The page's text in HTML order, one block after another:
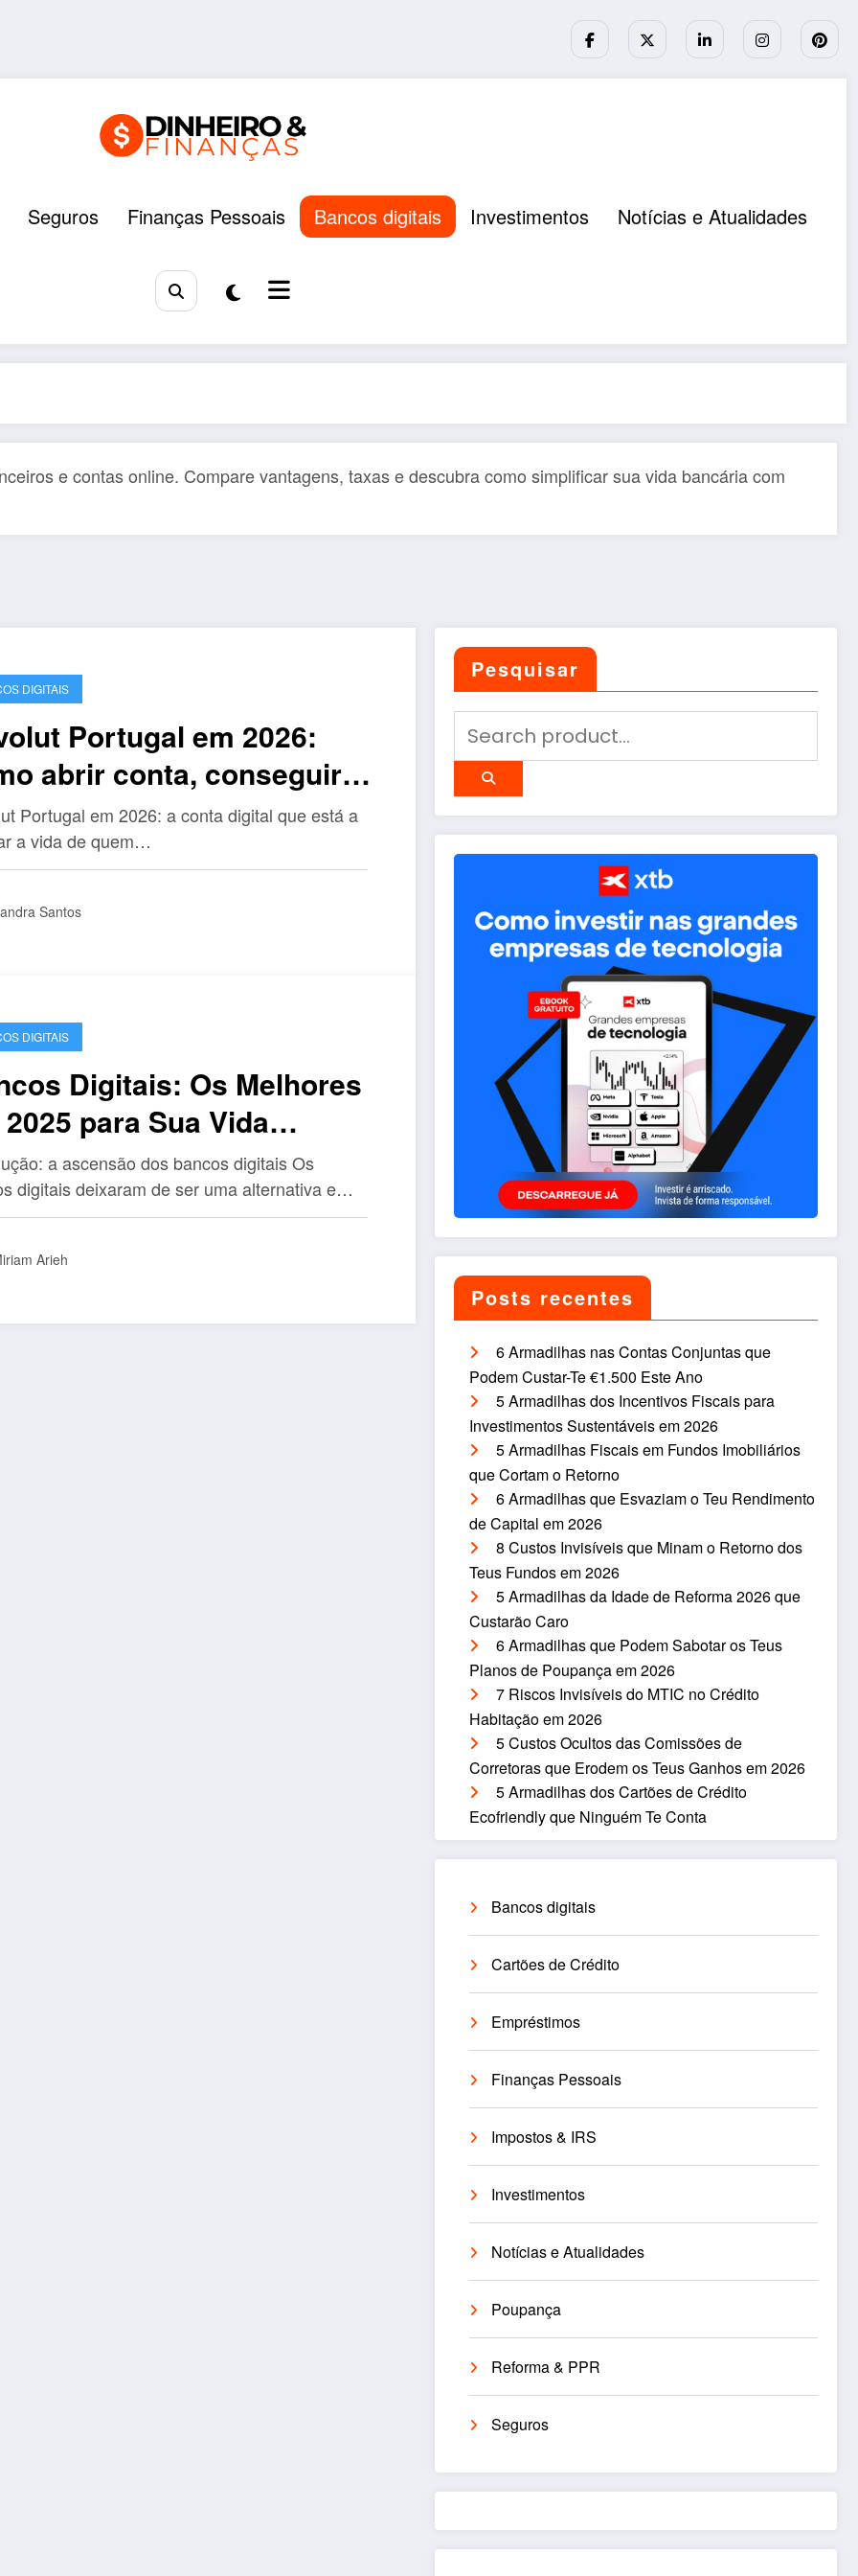
Seguros Finanças Pessoais Bancos digitais Investimentos Notícias e Atualidades
e contas online. Compare vantagens, taxas e descubra como simplificar sua vida bancária com
DIGITAIS
Portugal em 2026:
abrir conta, conseguir
português e usar tudo
complicações
Portugal em 2026: a conta digital que está a
a vida de quem…
Santos
DIGITAIS
Digitais: Os Melhores
para Sua Vida
a ascensão dos bancos digitais Os
digitais deixaram de ser uma alternativa e…
Arieh
Pesquisar
Posts recentes
6 Armadilhas nas Contas Conjuntas que
Podem Custar-Te €1.500 Este Ano
5 Armadilhas dos Incentivos Fiscais para
Investimentos Sustentáveis em 2026
5 Armadilhas Fiscais em Fundos Imobiliários
que Cortam o Retorno
6 Armadilhas que Esvaziam o Teu Rendimento
de Capital em 2026
8 Custos Invisíveis que Minam o Retorno dos
Teus Fundos em 2026
5 Armadilhas da Idade de Reforma 2026 que
Custarão Caro
6 Armadilhas que Podem Sabotar os Teus
Planos de Poupança em 2026
7 Riscos Invisíveis do MTIC no Crédito
Habitação em 2026
5 Custos Ocultos das Comissões de
Corretoras que Erodem os Teus Ganhos em 2026
5 Armadilhas dos Cartões de Crédito
Ecofriendly que Ninguém Te Conta
Bancos digitais
Cartões de Crédito
Empréstimos
Finanças Pessoais
Impostos & IRS
Investimentos
Notícias e Atualidades
Poupança
Reforma & PPR
Seguros